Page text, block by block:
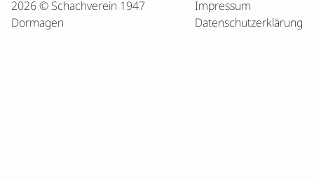
2026 © Schachverein 1947
Dormagen
Impressum
Datenschutzerklärung